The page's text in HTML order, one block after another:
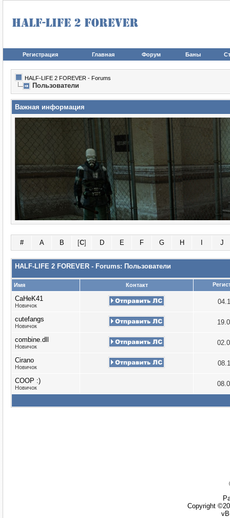
Регистрация Главная Форум Баны
HALF-LIFE 2 FOREVER - Forums
Пользователи
Важная информация
# A B [C] D E F G H J
HALF-LIFE 2 FOREVER - Forums: Пользователи
Имя Контакт
CaHeK41
Новичок
cutefangs
Новичок
combine.dll
Новичок
Cirano
Новичок
COOP :)
Новичок
Copyright